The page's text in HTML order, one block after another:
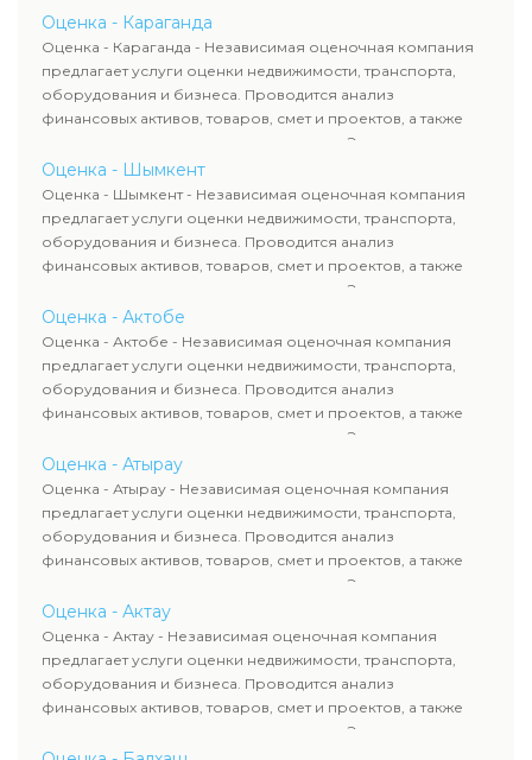
определяют рыночную стоимость имущества и
рассчитывают ущерб. Все отчеты соответствуют
требованиям законодательства и используются для
сделок, кредитования и судебных процессов.
Оценка - Караганда
Оценка - Караганда - Независимая оценочная компания
предлагает услуги оценки недвижимости, транспорта,
оборудования и бизнеса. Проводится анализ
финансовых активов, товаров, смет и проектов, а также
оценка животных и недропользования. Эксперты
определяют рыночную стоимость имущества и
рассчитывают ущерб. Все отчеты соответствуют
требованиям законодательства и используются для
сделок, кредитования и судебных процессов.
Оценка - Шымкент
Оценка - Шымкент - Независимая оценочная компания
предлагает услуги оценки недвижимости, транспорта,
оборудования и бизнеса. Проводится анализ
финансовых активов, товаров, смет и проектов, а также
оценка животных и недропользования. Эксперты
определяют рыночную стоимость имущества и
рассчитывают ущерб. Все отчеты соответствуют
требованиям законодательства и используются для
сделок, кредитования и судебных процессов.
Оценка - Актобе
Оценка - Актобе - Независимая оценочная компания
предлагает услуги оценки недвижимости, транспорта,
оборудования и бизнеса. Проводится анализ
финансовых активов, товаров, смет и проектов, а также
оценка животных и недропользования. Эксперты
определяют рыночную стоимость имущества и
рассчитывают ущерб. Все отчеты соответствуют
требованиям законодательства и используются для
сделок, кредитования и судебных процессов.
Оценка - Атырау
Оценка - Атырау - Независимая оценочная компания
предлагает услуги оценки недвижимости, транспорта,
оборудования и бизнеса. Проводится анализ
финансовых активов, товаров, смет и проектов, а также
оценка животных и недропользования. Эксперты
определяют рыночную стоимость имущества и
рассчитывают ущерб. Все отчеты соответствуют
требованиям законодательства и используются для
сделок, кредитования и судебных процессов.
Оценка - Актау
Оценка - Актау - Независимая оценочная компания
предлагает услуги оценки недвижимости, транспорта,
оборудования и бизнеса. Проводится анализ
финансовых активов, товаров, смет и проектов, а также
оценка животных и недропользования. Эксперты
определяют рыночную стоимость имущества и